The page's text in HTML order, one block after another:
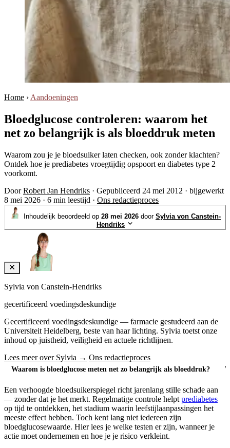
Home › Aandoeningen
Bloedglucose controleren: waarom het
net zo belangrijk is als bloeddruk meten
Waarom zou je je bloedsuiker laten checken, ook zonder klachten?
Ontdek hoe je prediabetes vroegtijdig opspoort en diabetes type 2
voorkomt.
DoorRobert Jan Hendriks · Gepubliceerd 24 mei 2012 · bijgewerkt
8 mei 2026 · 6 min leestijd · Ons redactieproces
Inhoudelijk beoordeeld op 28 mei 2026 door Sylvia von Canstein-
Hendriks
Sylvia von Canstein-Hendriks
gecertificeerd voedingsdeskundige
Gecertificeerd voedingsdeskundige — farmacie gestudeerd aan de
Universiteit Heidelberg, beste van haar lichting. Sylvia toetst onze
inhoud op juistheid, veiligheid en actuele richtlijnen.
Lees meer over Sylvia → Ons redactieproces
Waarom is bloedglucose meten net zo belangrijk als bloeddruk?
Een verhoogde bloedsuikerspiegel richt jarenlang stille schade aan
— zonder dat je het merkt. Regelmatige controle helpt prediabetes
op tijd te ontdekken, het stadium waarin leefstijlaanpassingen het
meeste effect hebben. Toch kent lang niet iedereen zijn
bloedglucosewaarde. Hier lees je welke testen er zijn, wanneer je
actie moet ondernemen en hoe je je risico verkleint.